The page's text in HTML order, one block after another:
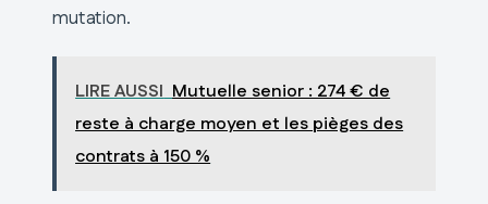
mutation.
LIRE AUSSI Mutuelle senior : 274 € de
reste à charge moyen et les pièges des
contrats à 150 %